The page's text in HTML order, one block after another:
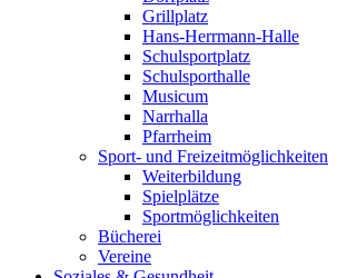
Grillplatz
Hans-Herrmann-Halle
Schulsportplatz
Schulsporthalle
Musicum
Narrhalla
Pfarrheim
Sport- und Freizeitmöglichkeiten
Weiterbildung
Spielplätze
Sportmöglichkeiten
Bücherei
Vereine